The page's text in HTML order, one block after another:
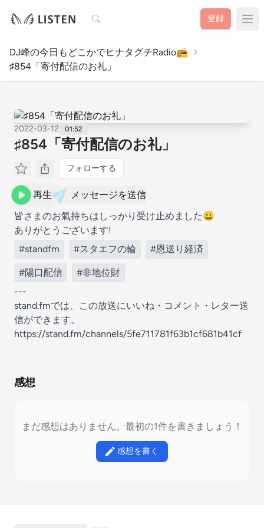
検索 登録
DJ峰の今日もどこかでヒナタグチRadio📻️
♯854「寄付配信のお礼」
2022-03-12 01:52
♯854「寄付配信のお礼」
フォローする
再生
メッセージを送信
皆さまのお氣持ちはしっかり受け止めました😀
ありがとうございます!
#standfm
#スタエフの輪 #恩送り経済
#陽口配信
#非地位財
---
stand.fmでは、この放送にいいね・コメント・レター送
信ができます。
https://stand.fm/channels/5fe711781f63b1cf681b41cf
感想
まだ感想はありません。最初の1件を書きましょう！
感想を書く